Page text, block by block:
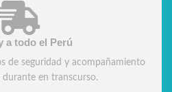
a todo el Perú
de seguridad y acompañamiento
durante en transcurso.